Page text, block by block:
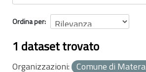
Ordina per
1 dataset trovato
Organizzazioni: Comune di Matera